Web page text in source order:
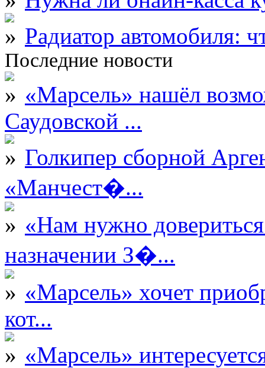
Радиатор автомобиля:
Последние новости
«Марсель» нашёл
Саудовской ...
Голкипер сборной
«Манчест�...
«Нам нужно
назначении З�...
«Марсель» хочет
кот...
«Марсель»